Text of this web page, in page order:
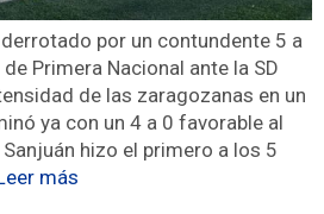
por un contundente 5 a
Primera Nacional ante la SD
de las zaragozanas en un
ya con un 4 a 0 favorable al
hizo el primero a los 5
más